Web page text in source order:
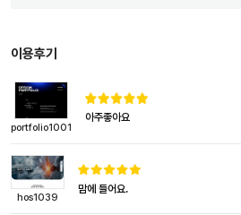
이용후기
portfolio1001
아주좋아요
hos1039
맘에 들어요.